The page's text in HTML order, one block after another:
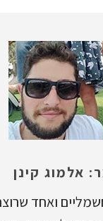
אלמוג קינן
ואחד